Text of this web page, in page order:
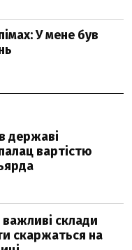
У мене був
державі
вартістю
склади
скаржаться на